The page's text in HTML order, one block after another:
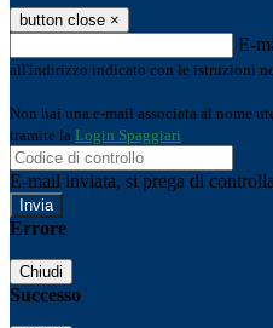
button close ×
E-
all'indirizzo indicato con le istruzioni
Non hai una e-mail associata al nome
tramite la Login Spaggiari
E-mail inviata, si prega di
Errore
Chiudi
Successo